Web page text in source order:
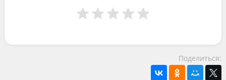
Поделиться: